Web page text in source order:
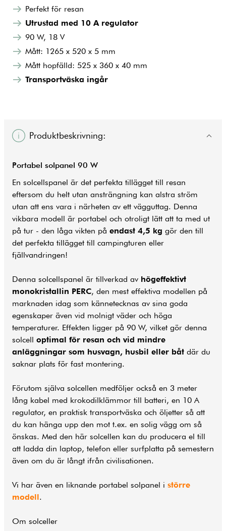
Perfekt för resan
Utrustad med 10 A regulator
90 W, 18 V
Mått: 1265 x 520 x 5 mm
Mått hopfälld: 525 x 360 x 40 mm
Transportväska ingår
Produktbeskrivning:
Portabel solpanel 90 W
En solcellspanel är det perfekta tillägget till resan
eftersom du helt utan ansträngning kan alstra ström
utan att ens vara i närheten av ett vägguttag. Denna
vikbara modell är portabel och otroligt lätt att ta med ut
på tur - den låga vikten på endast 4,5 kg gör den till
det perfekta tillägget till campingturen eller
fjällvandringen!
Denna solcellspanel är tillverkad av högeffektivt
monokristallin PERC, den mest effektiva modellen på
marknaden idag som kännetecknas av sina goda
egenskaper även vid molnigt väder och höga
temperaturer. Effekten ligger på 90 W, vilket gör denna
solcell optimal för resan och vid mindre
anläggningar som husvagn, husbil eller båt där du
saknar plats för fast montering.
Förutom själva solcellen medföljer också en 3 meter
lång kabel med krokodilklämmor till batteri, en 10 A
regulator, en praktisk transportväska och öljetter så att
du kan hänga upp den mot t.ex. en solig vägg om så
önskas. Med den här solcellen kan du producera el till
att ladda din laptop, telefon eller surfplatta på semestern
även om du är långt ifrån civilisationen.
Vi har även en liknande portabel solpanel i större
modell.
Om solceller